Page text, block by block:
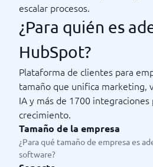
escalar procesos.
¿Para quién es
HubSpot?
Plataforma de clientes para
tamaño que unifica marketing,
IA y más de 1700
crecimiento.
Tamaño de la empresa
¿Para qué tamaño de empresa es
software?